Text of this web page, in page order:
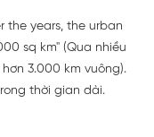
the years, the urban
sq km" (Qua nhiều
3.000 km vuông).
thời gian dài.